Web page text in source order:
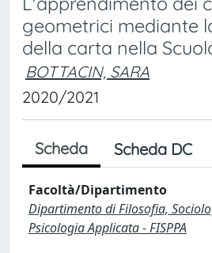
geometrici mediante
della carta nella
BOTTACIN, SARA
2020/2021
Scheda Scheda DC
Facoltà/Dipartimento
Dipartimento di Filosofia,
Psicologia Applicata - FISPPA